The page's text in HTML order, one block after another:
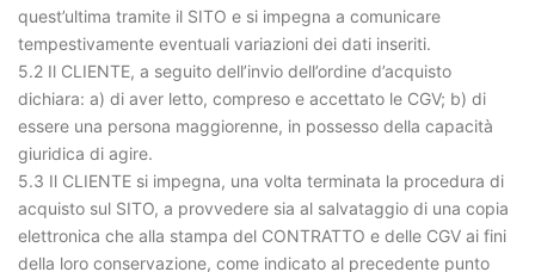
quest’ultima tramite il SITO e si impegna a comunicare
tempestivamente eventuali variazioni dei dati inseriti.
5.2 Il CLIENTE, a seguito dell’invio dell’ordine d’acquisto
dichiara: a) di aver letto, compreso e accettato le CGV; b) di
essere una persona maggiorenne, in possesso della capacità
giuridica di agire.
5.3 Il CLIENTE si impegna, una volta terminata la procedura di
acquisto sul SITO, a provvedere sia al salvataggio di una copia
elettronica che alla stampa del CONTRATTO e delle CGV ai fini
della loro conservazione, come indicato al precedente punto